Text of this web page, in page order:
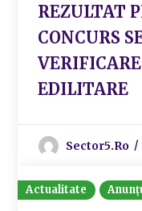
REZULTAT
CONCURS
EDILITARE
Sector5.ro
Actualitate